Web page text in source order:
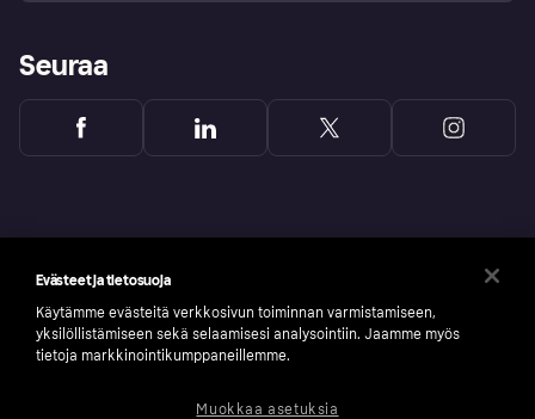
Seuraa
Evästeet ja tietosuoja
Käytämme evästeitä verkkosivun toiminnan varmistamiseen,
yksilöllistämiseen sekä selaamisesi analysointiin. Jaamme myös
tietoja markkinointikumppaneillemme.
Muokkaa asetuksia